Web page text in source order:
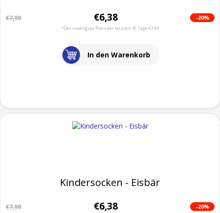
€7,99 €6,38 -20%
*Der niedrigste Preis der letzten 30 Tage €7,99
In den Warenkorb
Kindersocken - Eisbär
€7,99 €6,38 -20%